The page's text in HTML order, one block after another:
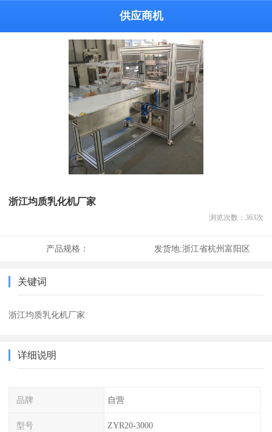
供应商机
浙江均质乳化机厂家
浏览次数： 363次
产品规格： 发货地:浙江省杭州富阳区
关键词
浙江均质乳化机厂家
详细说明
品牌 自营
型号 ZYR20-3000